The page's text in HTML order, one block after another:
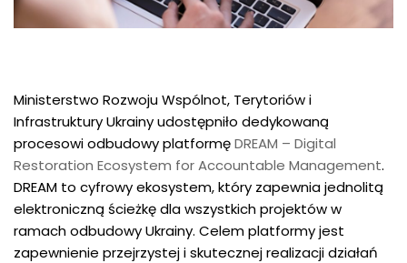
Ministerstwo Rozwoju Wspólnot, Terytoriów i
Infrastruktury Ukrainy udostępniło dedykowaną
procesowi odbudowy platformęDREAM – Digital
Restoration Ecosystem for Accountable Management.
DREAM to cyfrowy ekosystem, który zapewnia jednolitą
elektroniczną ścieżkę dla wszystkich projektów w
ramach odbudowy Ukrainy. Celem platformy jest
zapewnienie przejrzystej i skutecznej realizacji działań